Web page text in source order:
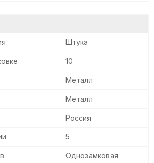
Штука
10
Металл
Металл
Россия
5
Однозамковая